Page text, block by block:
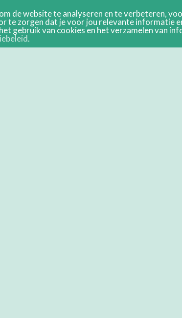
de website te analyseren en te verbeteren,
te zorgen dat je voor jou relevante informatie
gebruik van cookies en het verzamelen van
.